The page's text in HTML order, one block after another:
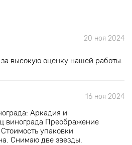
20 ноя 2024
высокую оценку нашей работы.
16 ноя 2024
Аркадия и
винограда Преображение
упаковки
Снимаю две звезды.